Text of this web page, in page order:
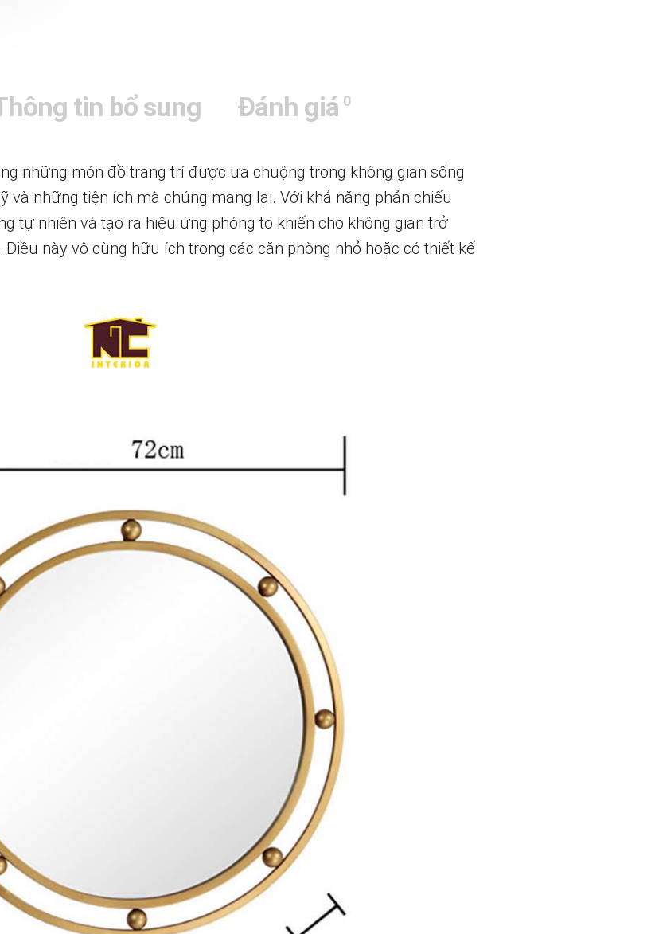
tin bổ sung Đánh giá 0
những món đồ trang trí được ưa chuộng trong không gian sống
và những tiện ích mà chúng mang lại. Với khả năng phản chiếu
tự nhiên và tạo ra hiệu ứng phóng to khiến cho không gian trở
này vô cùng hữu ích trong các căn phòng nhỏ hoặc có thiết kế